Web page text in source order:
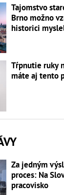
Tajomstvo
Brno možno
historici
Tŕpnutie ruky
máte aj tento
Za jedným
proces: Na
pracovisko